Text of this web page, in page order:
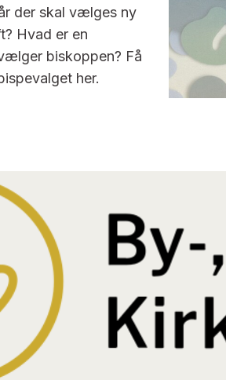
der skal vælges ny
Hvad er en
biskoppen? Få
her.